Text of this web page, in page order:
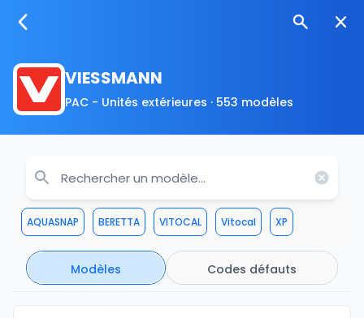
VIESSMANN
PAC - Unités extérieures · 553 modèles
AQUASNAP BERETTA VITOCAL Vitocal XP
Modèles Codes défauts